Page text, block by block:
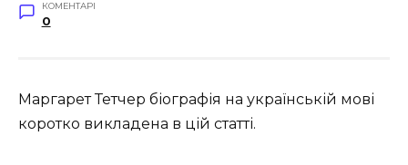
КОМЕНТАРІ
0
Маргарет Тетчер біографія на українській мові
коротко викладена в цій статті.